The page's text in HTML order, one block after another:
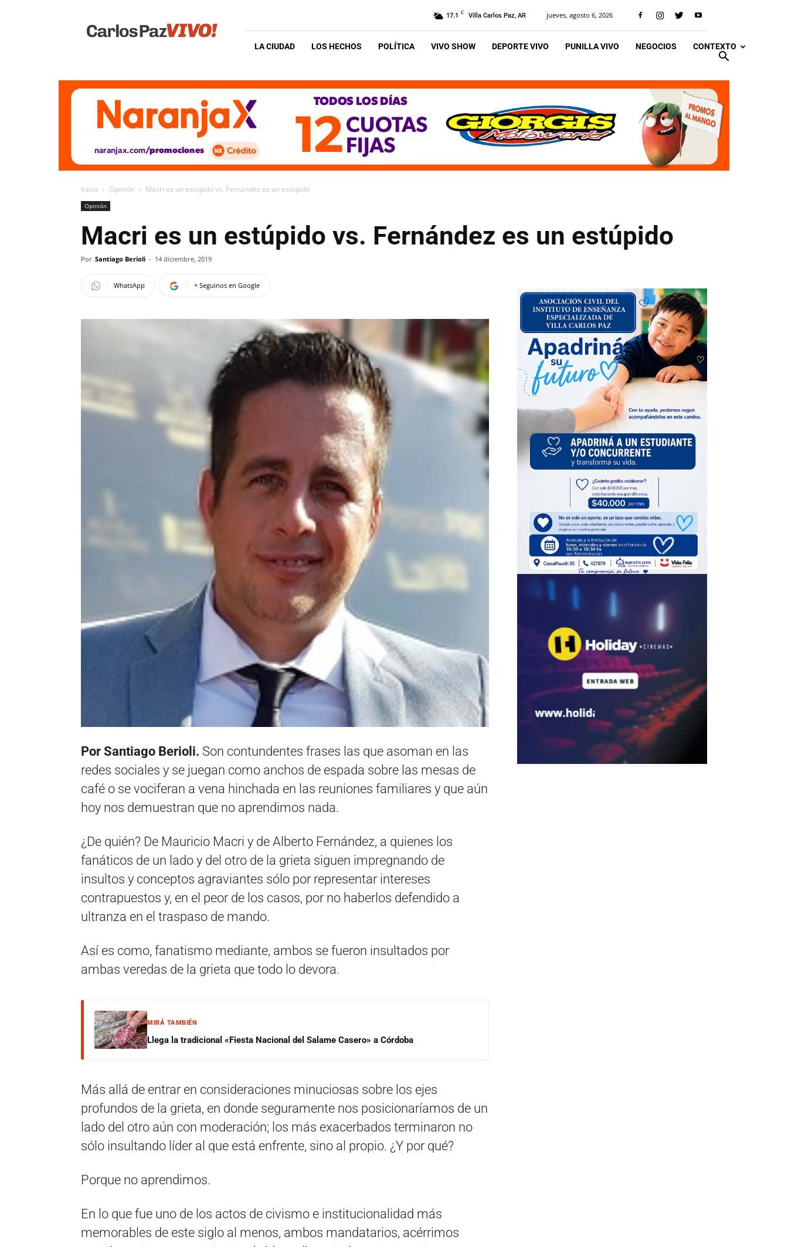
Vivo
17.1 C Villa Carlos Paz, AR jueves, agosto 6, 2026
LA CIUDAD LOS HECHOS POLÍTICA VIVO SHOW DEPORTE VIVO PUNILLA VIVO NEGOCIOS CONTEXTO
Inicio Opinión Macri es un estúpido vs. Fernández es un estúpido
Opinión
Macri es un estúpido vs. Fernández es un estúpido
Por Santiago Berioli - 14 diciembre, 2019
WhatsApp + Seguinos en Google
Por Santiago Berioli. Son contundentes frases las que asoman en las
redes sociales y se juegan como anchos de espada sobre las mesas de
café o se vociferan a vena hinchada en las reuniones familiares y que aún
hoy nos demuestran que no aprendimos nada.
¿De quién? De Mauricio Macri y de Alberto Fernández, a quienes los
fanáticos de un lado y del otro de la grieta siguen impregnando de
insultos y conceptos agraviantes sólo por representar intereses
contrapuestos y, en el peor de los casos, por no haberlos defendido a
ultranza en el traspaso de mando.
Así es como, fanatismo mediante, ambos se fueron insultados por
ambas veredas de la grieta que todo lo devora.
MIRÁ TAMBIÉN
Llega la tradicional «Fiesta Nacional del Salame Casero» a Córdoba
Más allá de entrar en consideraciones minuciosas sobre los ejes
profundos de la grieta, en donde seguramente nos posicionaríamos de un
lado del otro aún con moderación; los más exacerbados terminaron no
sólo insultando líder al que está enfrente, sino al propio. ¿Y por qué?
Porque no aprendimos.
En lo que fue uno de los actos de civismo e institucionalidad más
memorables de este siglo al menos, ambos mandatarios, acérrimos